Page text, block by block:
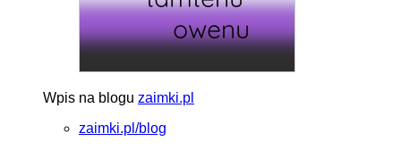
Wpis na blogu zaimki.pl
zaimki.pl/blog